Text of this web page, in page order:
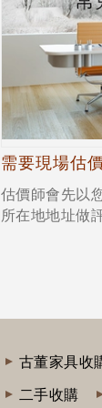
需要現場估
估價師會先以
所在地地址做
古董家具收
二手收購